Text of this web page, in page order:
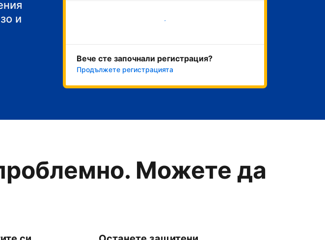
и
Начало
Вече сте започнали регистрация?
Продължете регистрацията
Можете да